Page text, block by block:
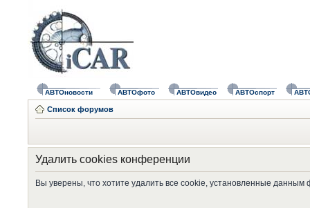
АВТОновости АВТОфото АВТОвидео АВТОспорт
Список форумов
Удалить cookies конференции
Вы уверены, что хотите удалить все cookie, установленные